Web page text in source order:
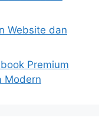
Website dan
Premium
Modern